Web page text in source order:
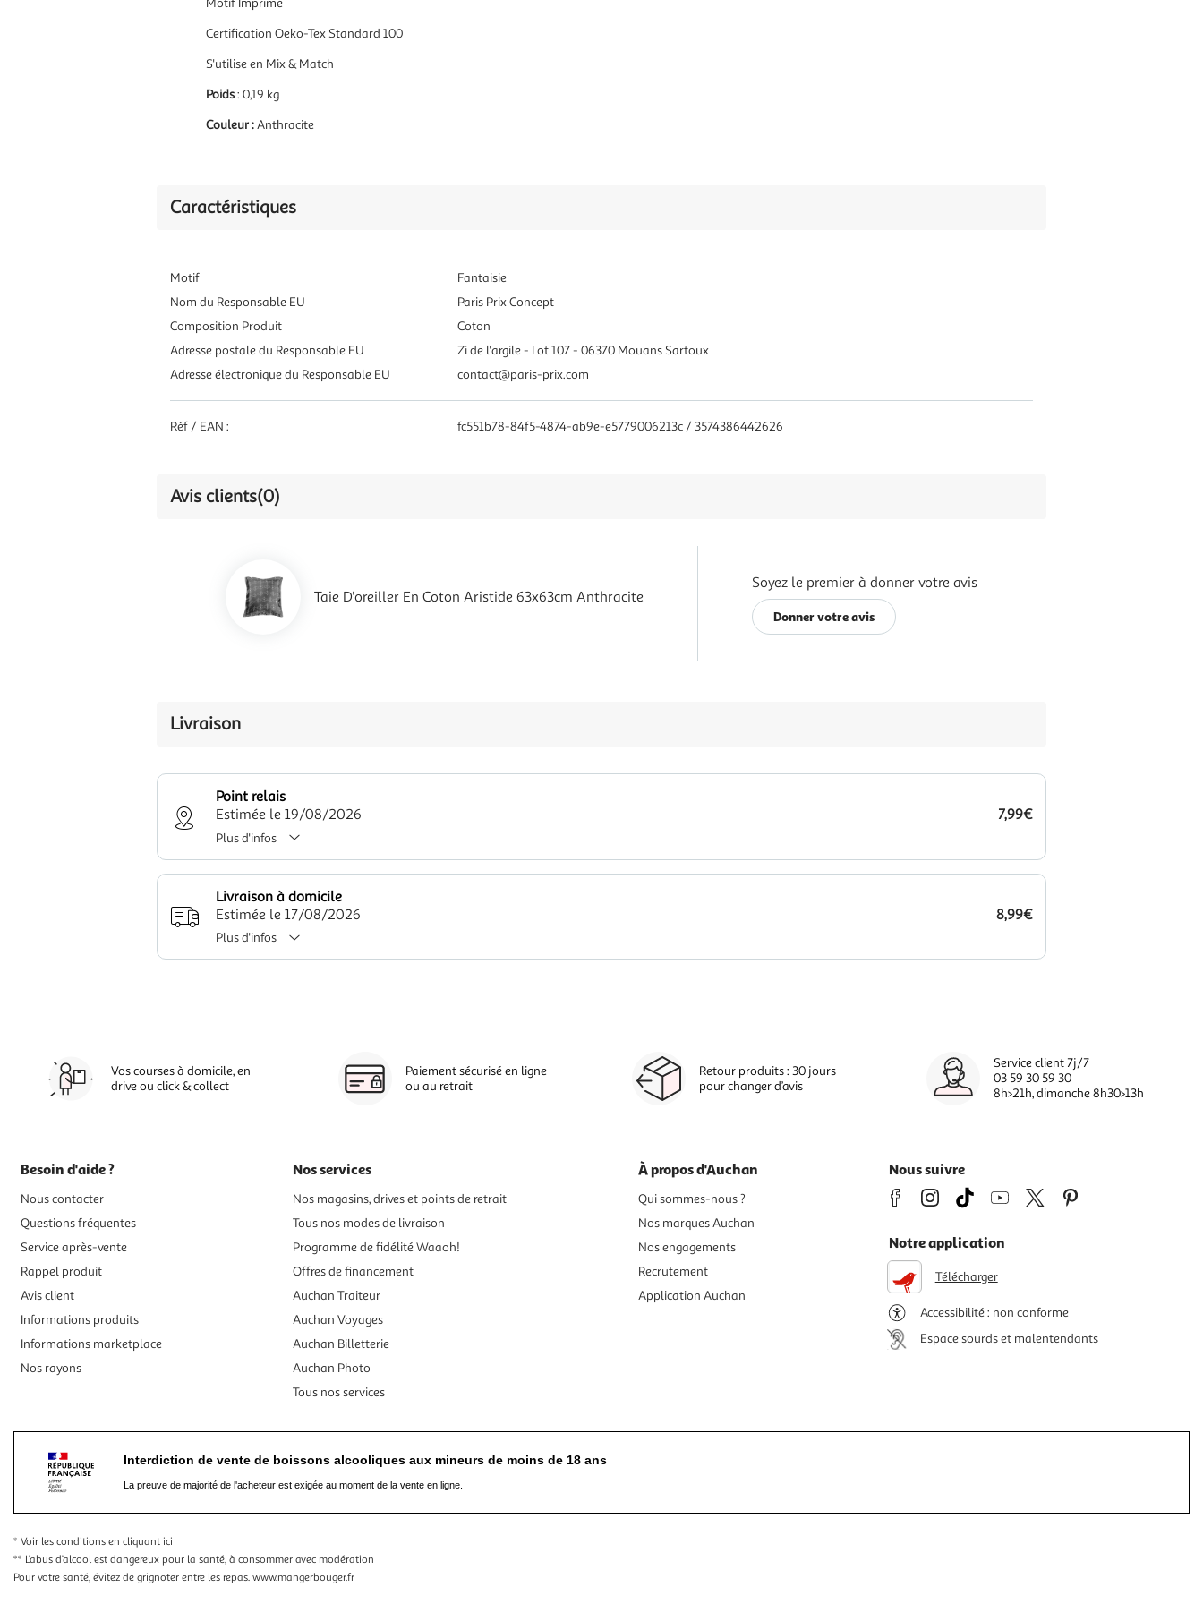
Motif Imprimé
Certification Oeko-Tex Standard 100
S'utilise en Mix & Match
Poids: 0,19 kg
Couleur :Anthracite
Caractéristiques
Motif
Fantaisie
Nom du Responsable EU
Paris Prix Concept
Composition Produit
Coton
Adresse postale du Responsable EU
Zi de l'argile - Lot 107 - 06370 Mouans Sartoux
Adresse électronique du Responsable EU
contact@paris-prix.com
Réf / EAN : fc551b78-84f5-4874-ab9e-e5779006213c / 3574386442626
Avis clients(0)
Taie D'oreiller En Coton Aristide 63x63cm Anthracite
Soyez le premier à donner votre avis
Donner votre avis
Livraison
Point relais
Estimée le 19/08/2026
7,99€
Plus d'infos
Livraison à domicile
Estimée le 17/08/2026
8,99€
Plus d'infos
Vos courses à domicile, en
drive ou click & collect
Paiement sécurisé en ligne
ou au retrait
Retour produits : 30 jours
pour changer d’avis
Service client 7j/7
03 59 30 59 30
8h>21h, dimanche 8h30>13h
Besoin d'aide ?
Nous contacter
Questions fréquentes
Service après-vente
Rappel produit
Avis client
Informations produits
Informations marketplace
Nos rayons
Nos services
Nos magasins, drives et points de retrait
Tous nos modes de livraison
Programme de fidélité Waaoh!
Offres de financement
Auchan Traiteur
Auchan Voyages
Auchan Billetterie
Auchan Photo
Tous nos services
À propos d'Auchan
Qui sommes-nous ?
Nos marques Auchan
Nos engagements
Recrutement
Application Auchan
Nous suivre
Notre application
Télécharger
Accessibilité : non conforme
Espace sourds et malentendants
Interdiction de vente de boissons alcooliques aux mineurs de moins de 18 ans
La preuve de majorité de l'acheteur est exigée au moment de la vente en ligne.
* Voir les conditions en cliquant ici
** L’abus d’alcool est dangereux pour la santé, à consommer avec modération
Pour votre santé, évitez de grignoter entre les repas. www.mangerbouger.fr